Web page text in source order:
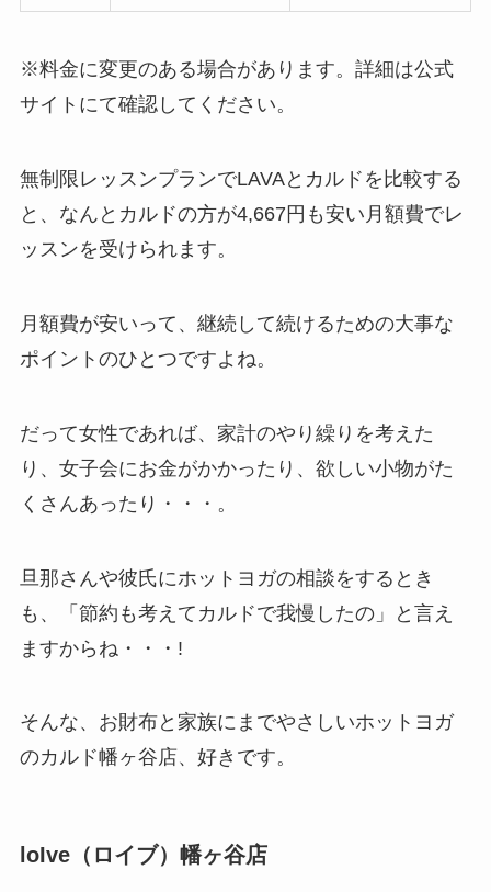
※料金に変更のある場合があります。詳細は公式
サイトにて確認してください。
無制限レッスンプランでLAVAとカルドを比較する
と、なんと カルドの方が4,667円も安い月額費でレ
ッスンを受けられます。
月額費が安いって、継続して続けるための大事な
ポイントのひとつですよね。
だって女性であれば、家計のやり繰りを考えた
り、女子会にお金がかかったり、欲しい小物がた
くさんあったり・・・。
旦那さんや彼氏にホットヨガの相談をするとき
も、「節約も考えてカルドで我慢したの」と言え
ますからね・・・!
そんな、お財布と家族にまでやさしいホットヨガ
のカルド幡ヶ谷店、好きです。
loIve（ロイブ）幡ヶ谷店